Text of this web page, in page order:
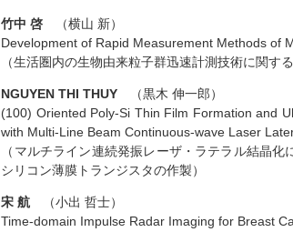
竹中 啓
（横山 新）
Development of Rapid Measurement Methods of
（生活圏内の生物由来粒子群迅速計測技術に関する
NGUYEN THI THUY （黒木 伸一郎）
(100) Oriented Poly-Si Thin Film Formation and
with Multi-Line Beam Continuous-wave Laser
（マルチライン連続発振レーザ・ラテラル結晶
シリコン薄膜トランジスタの作製）
宋 航 （小出 哲士）
Time-domain Impulse Radar Imaging for Breast